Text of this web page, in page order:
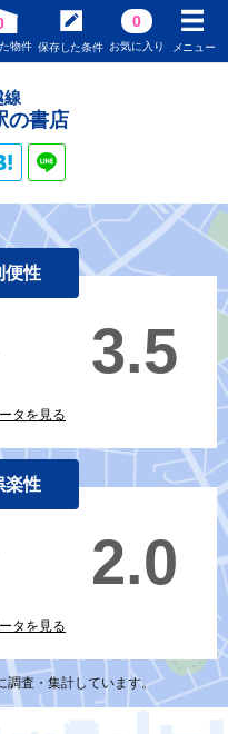
物件 保存した条件
0
お気に入り メニュー
線
の書店
便性
3.5
タを見る
楽性
2.0
タを見る
調査・集計しています。